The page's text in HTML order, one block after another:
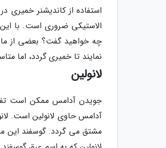
استفاده از کاندیشنر خمیری
الاستیکی ضروری است. با
نمایند تا خمیری گردد، اما
لانولین
جویدن آدامس ممکن است
آدامس حاوی لانولین است.
مشتق می گردد. گوسفند این